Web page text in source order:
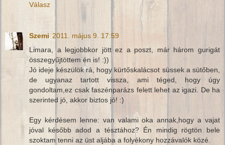
Válasz
Szemi 2011. május 9. 17:59
Limara, a legjobbkor jött ez a poszt, már három gurigát
összegyűjtöttem én is! :))
Jó ideje készülök rá, hogy kürtőskalácsot süssek a sütőben,
de ugyanaz tartott vissza, ami téged, hogy úgy
gondoltam,ez csak faszénparázs felett lehet az igazi. De ha
szerinted jó, akkor biztos jó! :)
Egy kérdésem lenne: van valami oka annak,hogy a vajat
jóval később adod a tésztához? Én mindig rögtön bele
szoktam tenni az üst aljába a folyékony hozzávalók közé.